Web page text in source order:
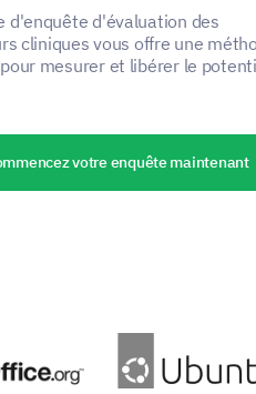
d'enquête d'évaluation des
cliniques vous offre une
mesurer et libérer le
votre enquête maintenant